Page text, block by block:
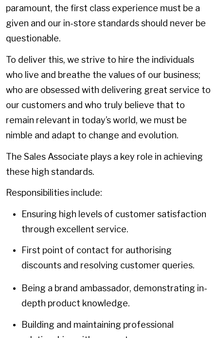
paramount, the first class experience must be a
given and our in-store standards should never be
questionable.
To deliver this, we strive to hire the individuals
who live and breathe the values of our business;
who are obsessed with delivering great service to
our customers and who truly believe that to
remain relevant in today’s world, we must be
nimble and adapt to change and evolution.
The Sales Associate plays a key role in achieving
these high standards.
Responsibilities include:
Ensuring high levels of customer satisfaction
through excellent service.
First point of contact for authorising
discounts and resolving customer queries.
Being a brand ambassador, demonstrating in-
depth product knowledge.
Building and maintaining professional